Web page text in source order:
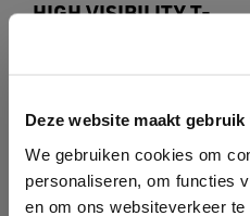
Deze website maakt
We gebruiken cookies om
personaliseren, om functies
en om ons websiteverkeer
HIGH VISIBILITY T-